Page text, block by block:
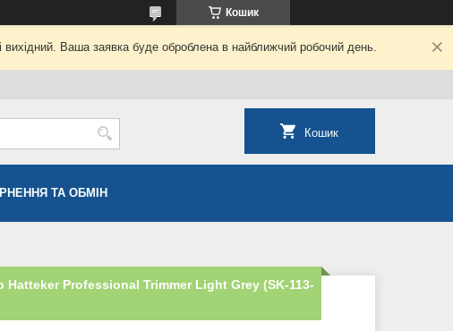
Кошик
вихідний. Ваша заявка буде оброблена в найближчий робочий день.
Кошик
ТА ОБМІН
Hatteker Professional Trimmer Light Grey (SK-113-